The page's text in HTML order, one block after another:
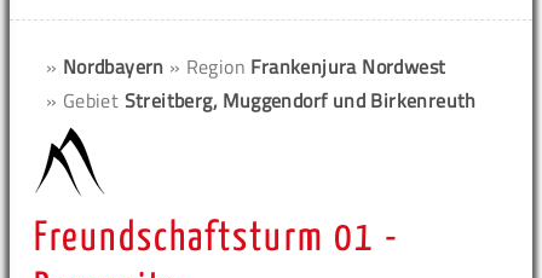
» Nordbayern » Region Frankenjura Nordwest
» Gebiet Streitberg, Muggendorf und Birkenreuth
Freundschaftsturm 01 -